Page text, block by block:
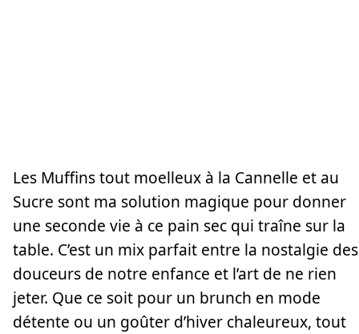
Les Muffins tout moelleux à la Cannelle et au
Sucre sont ma solution magique pour donner
une seconde vie à ce pain sec qui traîne sur la
table. C’est un mix parfait entre la nostalgie des
douceurs de notre enfance et l’art de ne rien
jeter. Que ce soit pour un brunch en mode
détente ou un goûter d’hiver chaleureux, tout